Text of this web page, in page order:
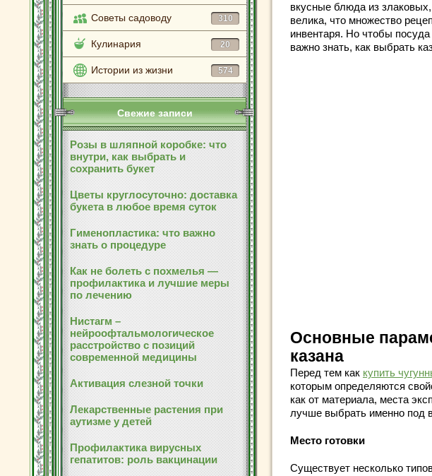
Советы садоводу 310
Кулинария 20
Истории из жизни 574
Свежие записи
Розы в шляпной коробке: что
внутри, как выбрать и
сохранить букет
Цветы круглосуточно: доставка
букета в любое время суток
Гименопластика: что важно
знать о процедуре
Как не болеть с похмелья —
профилактика и лучшие меры
по лечению
Нистагм –
нейроофтальмологическое
расстройство с позиций
современной медицины
Активация слезной точки
Лекарственные растения при
аутизме у детей
Профилактика вирусных
гепатитов: роль вакцинации
вкусные блюда из
велика, что множество
инвентаря. Но чтобы
важно знать, как выбрать
Основные
казана
Перед тем как купить
которым определяются
как от материала, места
лучше выбрать именно под
Место готовки
Существует несколько